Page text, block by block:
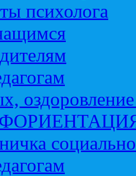
психолога
оздоровление